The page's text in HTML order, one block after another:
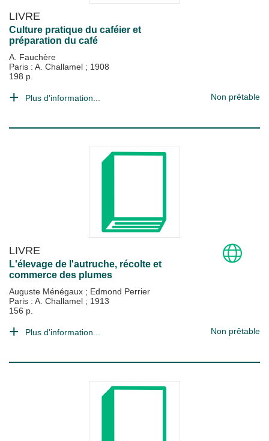
LIVRE
Culture pratique du caféier et
préparation du café
A. Fauchère
Paris : A. Challamel ; 1908
198 p.
Plus d'information... Non prêtable
LIVRE
L'élevage de l'autruche, récolte et
commerce des plumes
Auguste Ménégaux ; Edmond Perrier
Paris : A. Challamel ; 1913
156 p.
Plus d'information... Non prêtable